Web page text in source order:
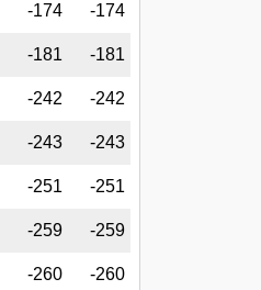
-174 -174
-181 -181
-242 -242
-243 -243
-251 -251
-259 -259
-260 -260